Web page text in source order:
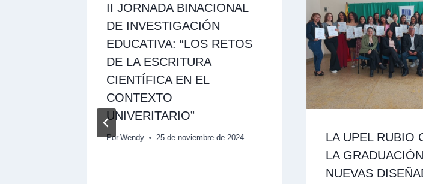
II JORNADA BINACIONAL
DE INVESTIGACIÓN
EDUCATIVA: “LOS RETOS
DE LA ESCRITURA
CIENTÍFICA EN EL
CONTEXTO
UNIVERITARIO”
Por Wendy 25 de noviembre de 2024
LA UPEL RUBIO
LA
NUEVAS